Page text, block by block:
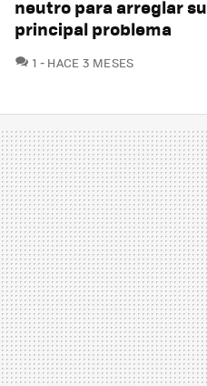
neutro para arreglar su
principal problema
1 COMENTARIOS
HACE 3 MESES